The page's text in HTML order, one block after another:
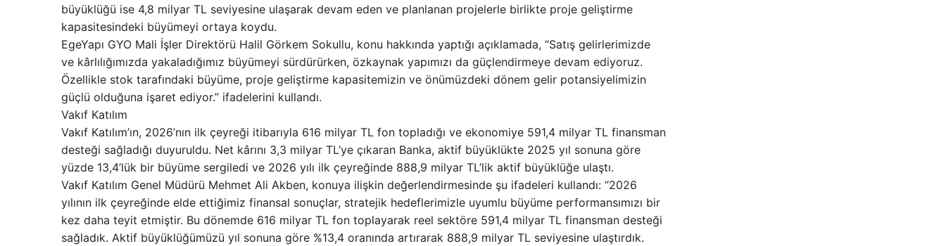
büyüklüğü ise 4,8 milyar TL seviyesine ulaşarak devam eden ve planlanan projelerle birlikte proje geliştirme
kapasitesindeki büyümeyi ortaya koydu.
EgeYapı GYO Mali İşler Direktörü Halil Görkem Sokullu, konu hakkında yaptığı açıklamada, “Satış gelirlerimizde
ve kârlılığımızda yakaladığımız büyümeyi sürdürürken, özkaynak yapımızı da güçlendirmeye devam ediyoruz.
Özellikle stok tarafındaki büyüme, proje geliştirme kapasitemizin ve önümüzdeki dönem gelir potansiyelimizin
güçlü olduğuna işaret ediyor.” ifadelerini kullandı.
Vakıf Katılım
Vakıf Katılım’ın, 2026’nın ilk çeyreği itibarıyla 616 milyar TL fon topladığı ve ekonomiye 591,4 milyar TL finansman
desteği sağladığı duyuruldu. Net kârını 3,3 milyar TL’ye çıkaran Banka, aktif büyüklükte 2025 yıl sonuna göre
yüzde 13,4’lük bir büyüme sergiledi ve 2026 yılı ilk çeyreğinde 888,9 milyar TL’lik aktif büyüklüğe ulaştı.
Vakıf Katılım Genel Müdürü Mehmet Ali Akben, konuya ilişkin değerlendirmesinde şu ifadeleri kullandı: “2026
yılının ilk çeyreğinde elde ettiğimiz finansal sonuçlar, stratejik hedeflerimizle uyumlu büyüme performansımızı bir
kez daha teyit etmiştir. Bu dönemde 616 milyar TL fon toplayarak reel sektöre 591,4 milyar TL finansman desteği
sağladık. Aktif büyüklüğümüzü yıl sonuna göre %13,4 oranında artırarak 888,9 milyar TL seviyesine ulaştırdık.